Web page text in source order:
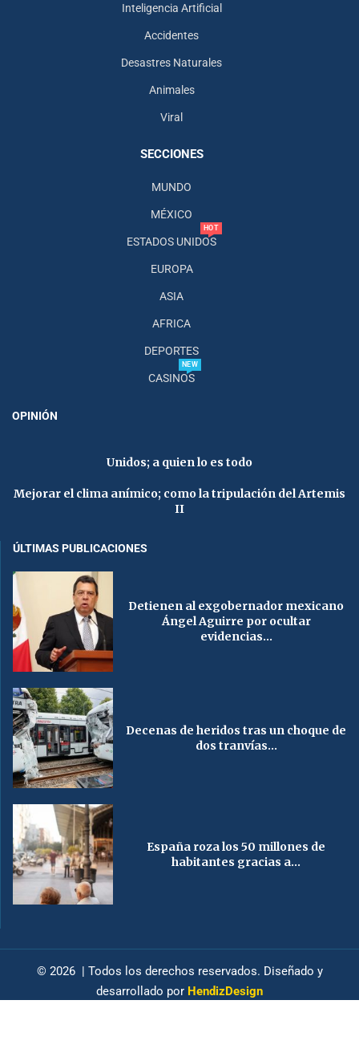
Inteligencia Artificial
Accidentes
Desastres Naturales
Animales
Viral
SECCIONES
MUNDO
MÉXICO
ESTADOS UNIDOS
HOT
EUROPA
ASIA
AFRICA
DEPORTES
CASINOS
NEW
OPINIÓN
Unidos; a quien lo es todo
Mejorar el clima anímico; como la tripulación del Artemis
II
ÚLTIMAS PUBLICACIONES
Detienen al exgobernador mexicano
Ángel Aguirre por ocultar
evidencias...
Decenas de heridos tras un choque de
dos tranvías...
España roza los 50 millones de
habitantes gracias a...
© 2026 | Todos los derechos reservados. Diseñado y
desarrollado por HendizDesign